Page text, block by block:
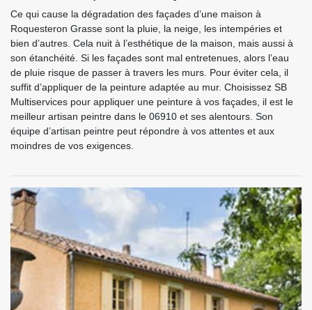
Ce qui cause la dégradation des façades d’une maison à
Roquesteron Grasse sont la pluie, la neige, les intempéries et
bien d’autres. Cela nuit à l’esthétique de la maison, mais aussi à
son étanchéité. Si les façades sont mal entretenues, alors l’eau
de pluie risque de passer à travers les murs. Pour éviter cela, il
suffit d’appliquer de la peinture adaptée au mur. Choisissez SB
Multiservices pour appliquer une peinture à vos façades, il est le
meilleur artisan peintre dans le 06910 et ses alentours. Son
équipe d’artisan peintre peut répondre à vos attentes et aux
moindres de vos exigences.